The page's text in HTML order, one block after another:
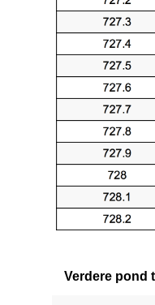
Verdere pond